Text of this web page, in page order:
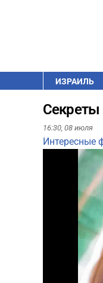
ИЗРАИЛЬ
Секреты
16:30, 08 июля
Интересные